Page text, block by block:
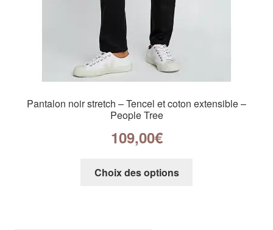
Pantalon noir stretch – Tencel et coton extensible –
People Tree
109,00€
Choix des options